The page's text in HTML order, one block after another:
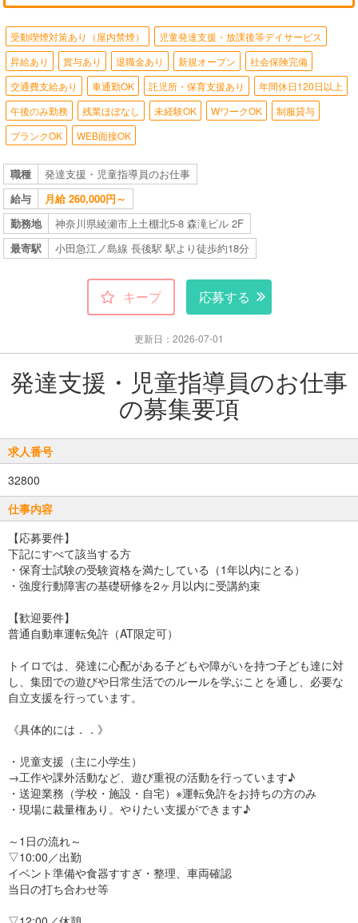
受動喫煙対策あり（屋内禁煙）
児童発達支援・放課後等デイサービス
昇給あり
賞与あり 退職金あり 新規オープン
社会保険完備
交通費支給あり
車通勤OK 託児所・保育支援あり
年間休日120日以上
午後のみ勤務
残業ほぼなし 未経験OK WワークOK
制服貸与
ブランクOK
WEB面接OK
職種
発達支援・児童指導員のお仕事
給与
月給 260,000円～
勤務地
神奈川県綾瀬市上土棚北5-8 森滝ビル 2F
最寄駅
小田急江ノ島線 長後駅 駅より徒歩約18分
キープ 応募する
更新日：2026-07-01
発達支援・児童指導員のお仕事
の募集要項
求人番号
32800
仕事内容
【応募要件】
下記にすべて該当する方
・保育士試験の受験資格を満たしている（1年以内にとる）
・強度行動障害の基礎研修を2ヶ月以内に受講約束
【歓迎要件】
普通自動車運転免許（AT限定可）
トイロでは、発達に心配がある子どもや障がいを持つ子ども達に対
し、集団での遊びや日常生活でのルールを学ぶことを通し、必要な
自立支援を行っています。
《具体的には．．》
・児童支援（主に小学生）
→工作や課外活動など、遊び重視の活動を行っています♪
・送迎業務（学校・施設・自宅）※運転免許をお持ちの方のみ
・現場に裁量権あり。やりたい支援ができます♪
～1日の流れ～
▽10:00／出勤
イベント準備や食器すすぎ・整理、車両確認
当日の打ち合わせ等